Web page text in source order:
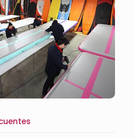
Taller